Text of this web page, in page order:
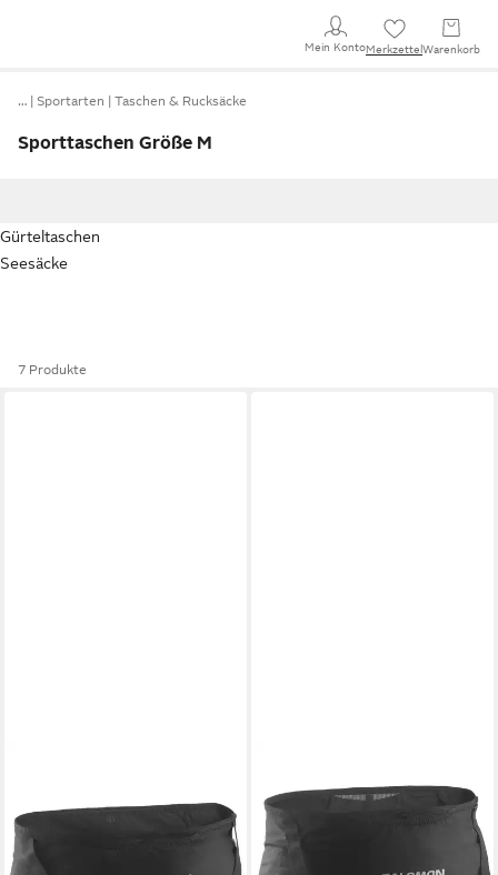
Mein KontoMerkzettel Warenkorb
… Sportarten Taschen & Rucksäcke
Sporttaschen Größe M
Gürteltaschen
Seesäcke
7 Produkte